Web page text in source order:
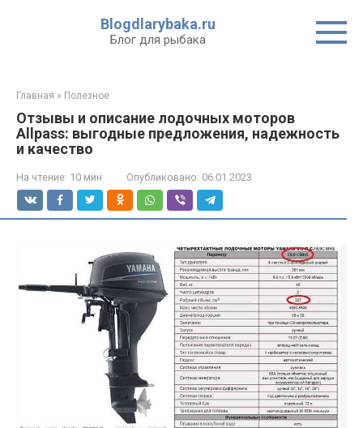
Blogdlarybaka.ru
Блог для рыбака
Главная » Полезное
Отзывы и описание лодочных моторов
Allpass: выгодные предложения, надежность
и качество
На чтение: 10 мин Опубликовано: 06.01.2023